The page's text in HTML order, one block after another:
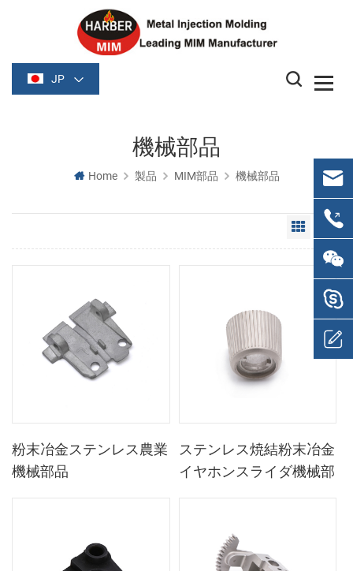
JP
機械部品
Home 製品 MIM部品 機械部品
Grid
粉末冶金ステンレス農業
機械部品
ステンレス焼結粉末冶金
イヤホンスライダ機械部